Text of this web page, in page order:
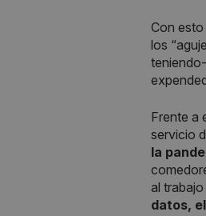
Con
los
Frente a
servicio
la
al
datos,